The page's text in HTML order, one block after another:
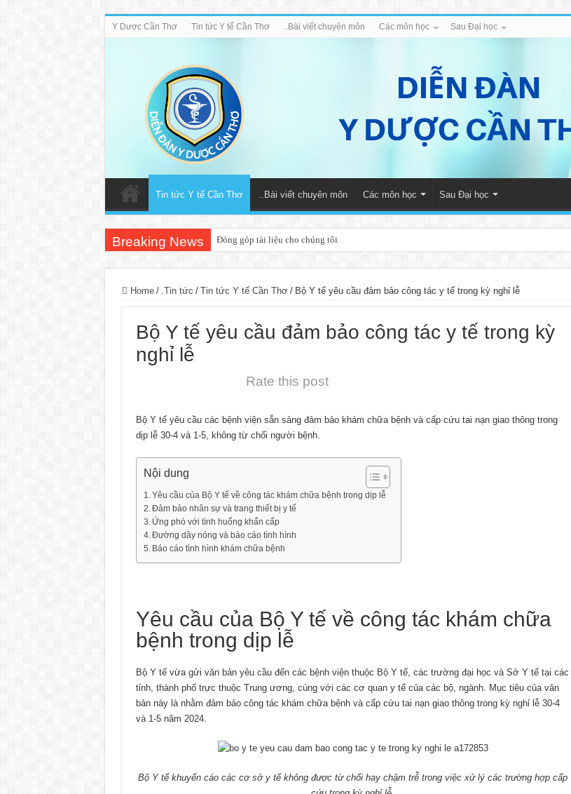
Y Dược Cần Thơ Tin tức Y tế Cần Thơ ..Bài viết chuyên môn Các môn học Sau Đại học
Tin tức Y tế Cần Thơ ..Bài viết chuyên môn Các môn học Sau Đại học
Breaking News Đóng góp tài liệu cho chúng tôi
Home / .Tin tức / Tin tức Y tế Cần Thơ / Bộ Y tế yêu cầu đảm bảo công tác y tế trong kỳ nghỉ lễ
Bộ Y tế yêu cầu đảm bảo công tác y tế trong kỳ
nghỉ lễ
Rate this post
Bộ Y tế yêu cầu các bệnh viện sẵn sàng đảm bảo khám chữa bệnh và cấp cứu tai nạn giao thông trong
dịp lễ 30-4 và 1-5, không từ chối người bệnh.
Nội dung
Yêu cầu của Bộ Y tế về công tác khám chữa bệnh trong dịp lễ
Đảm bảo nhân sự và trang thiết bị y tế
Ứng phó với tình huống khẩn cấp
Đường dây nóng và báo cáo tình hình
Báo cáo tình hình khám chữa bệnh
Yêu cầu của Bộ Y tế về công tác khám chữa
bệnh trong dịp lễ
Bộ Y tế vừa gửi văn bản yêu cầu đến các bệnh viện thuộc Bộ Y tế, các trường đại học và Sở Y tế tại các
tỉnh, thành phố trực thuộc Trung ương, cùng với các cơ quan y tế của các bộ, ngành. Mục tiêu của văn
bản này là nhằm đảm bảo công tác khám chữa bệnh và cấp cứu tai nạn giao thông trong kỳ nghỉ lễ 30-4
và 1-5 năm 2024.
Bộ Y tế khuyến cáo các cơ sở y tế không được từ chối hay chậm trễ trong việc xử lý các trường hợp cấp